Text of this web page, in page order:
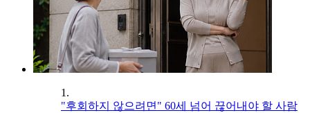
1.
"후회하지 않으려면" 60세 넘어 끊어내야 할 사람